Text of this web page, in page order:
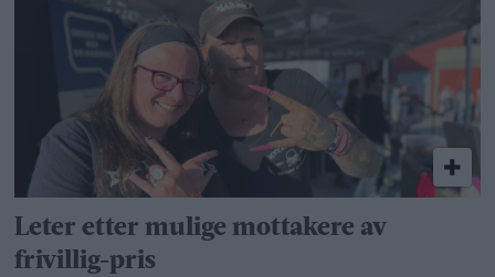
Leter etter mulige mottakere av
frivillig-pris